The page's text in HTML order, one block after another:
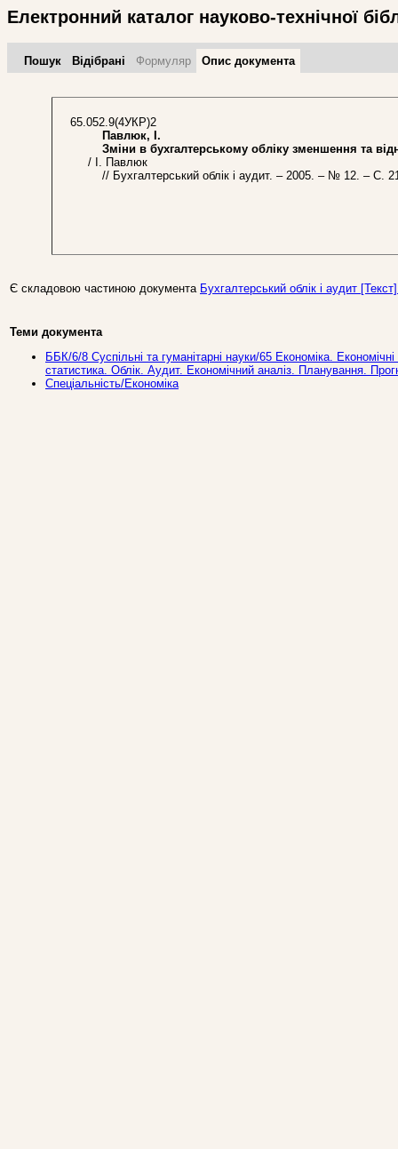
Електронний каталог науково-технічної
Пошук Відібрані Формуляр Опис документа
65.052.9(4УКР)2
Павлюк, І.
Зміни в бухгалтерському обліку зменшення та
/ І. Павлюк
// Бухгалтерський облік і аудит. – 2005. – № 12. – С.
Є складовою частиною документа Бухгалтерський облік і аудит
Теми документа
ББК/6/8 Суспільні та гуманітарні науки/65 Економіка.
статистика. Облік. Аудит. Економічний аналіз. Планування.
Спеціальність/Економіка